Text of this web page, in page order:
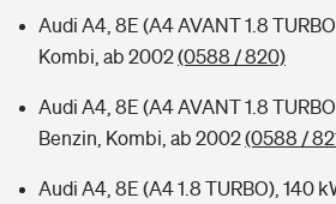
Audi A4, 8E (A4 AVANT 1.8
Kombi, ab 2002(0588 / 820)
Audi A4, 8E (A4 AVANT 1.8
Benzin, Kombi, ab 2002(0588 /
Audi A4, 8E (A4 1.8 TURBO), 140